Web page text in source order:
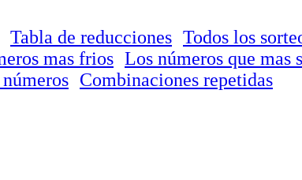
Tabla de reducciones Todos los
mas frios Los números que mas
Combinaciones repetidas